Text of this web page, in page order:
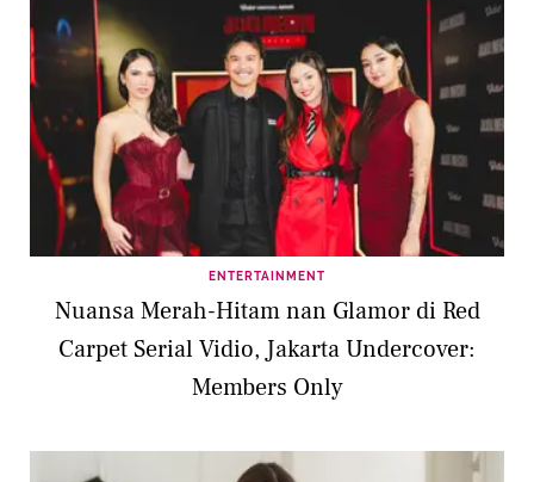
ENTERTAINMENT
Nuansa Merah-Hitam nan Glamor di Red
Carpet Serial Vidio, Jakarta Undercover:
Members Only